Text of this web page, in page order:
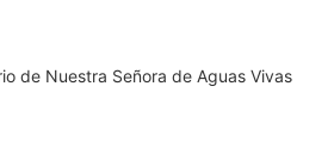
de Nuestra Señora de Aguas Vivas